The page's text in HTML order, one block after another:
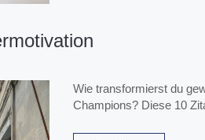
Wie transformierst du
Champions? Diese 10